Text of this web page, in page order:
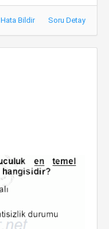
Hata Bildir Soru Detay